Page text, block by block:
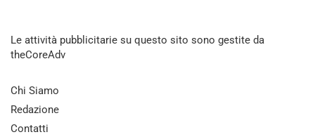
Le attività pubblicitarie su questo sito sono gestite da
theCoreAdv
Chi Siamo
Redazione
Contatti